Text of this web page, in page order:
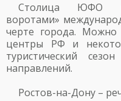
Столица ЮФО
воротами»
черте города. Можно
центры РФ и
туристический
направлений.
Ростов-на-Дону –